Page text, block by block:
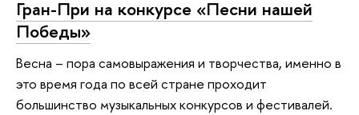
Гран-При на конкурсе «Песни нашей
Победы»
Весна – пора самовыражения и творчества, именно в
это время года по всей стране проходит
большинство музыкальных конкурсов и фестивалей.